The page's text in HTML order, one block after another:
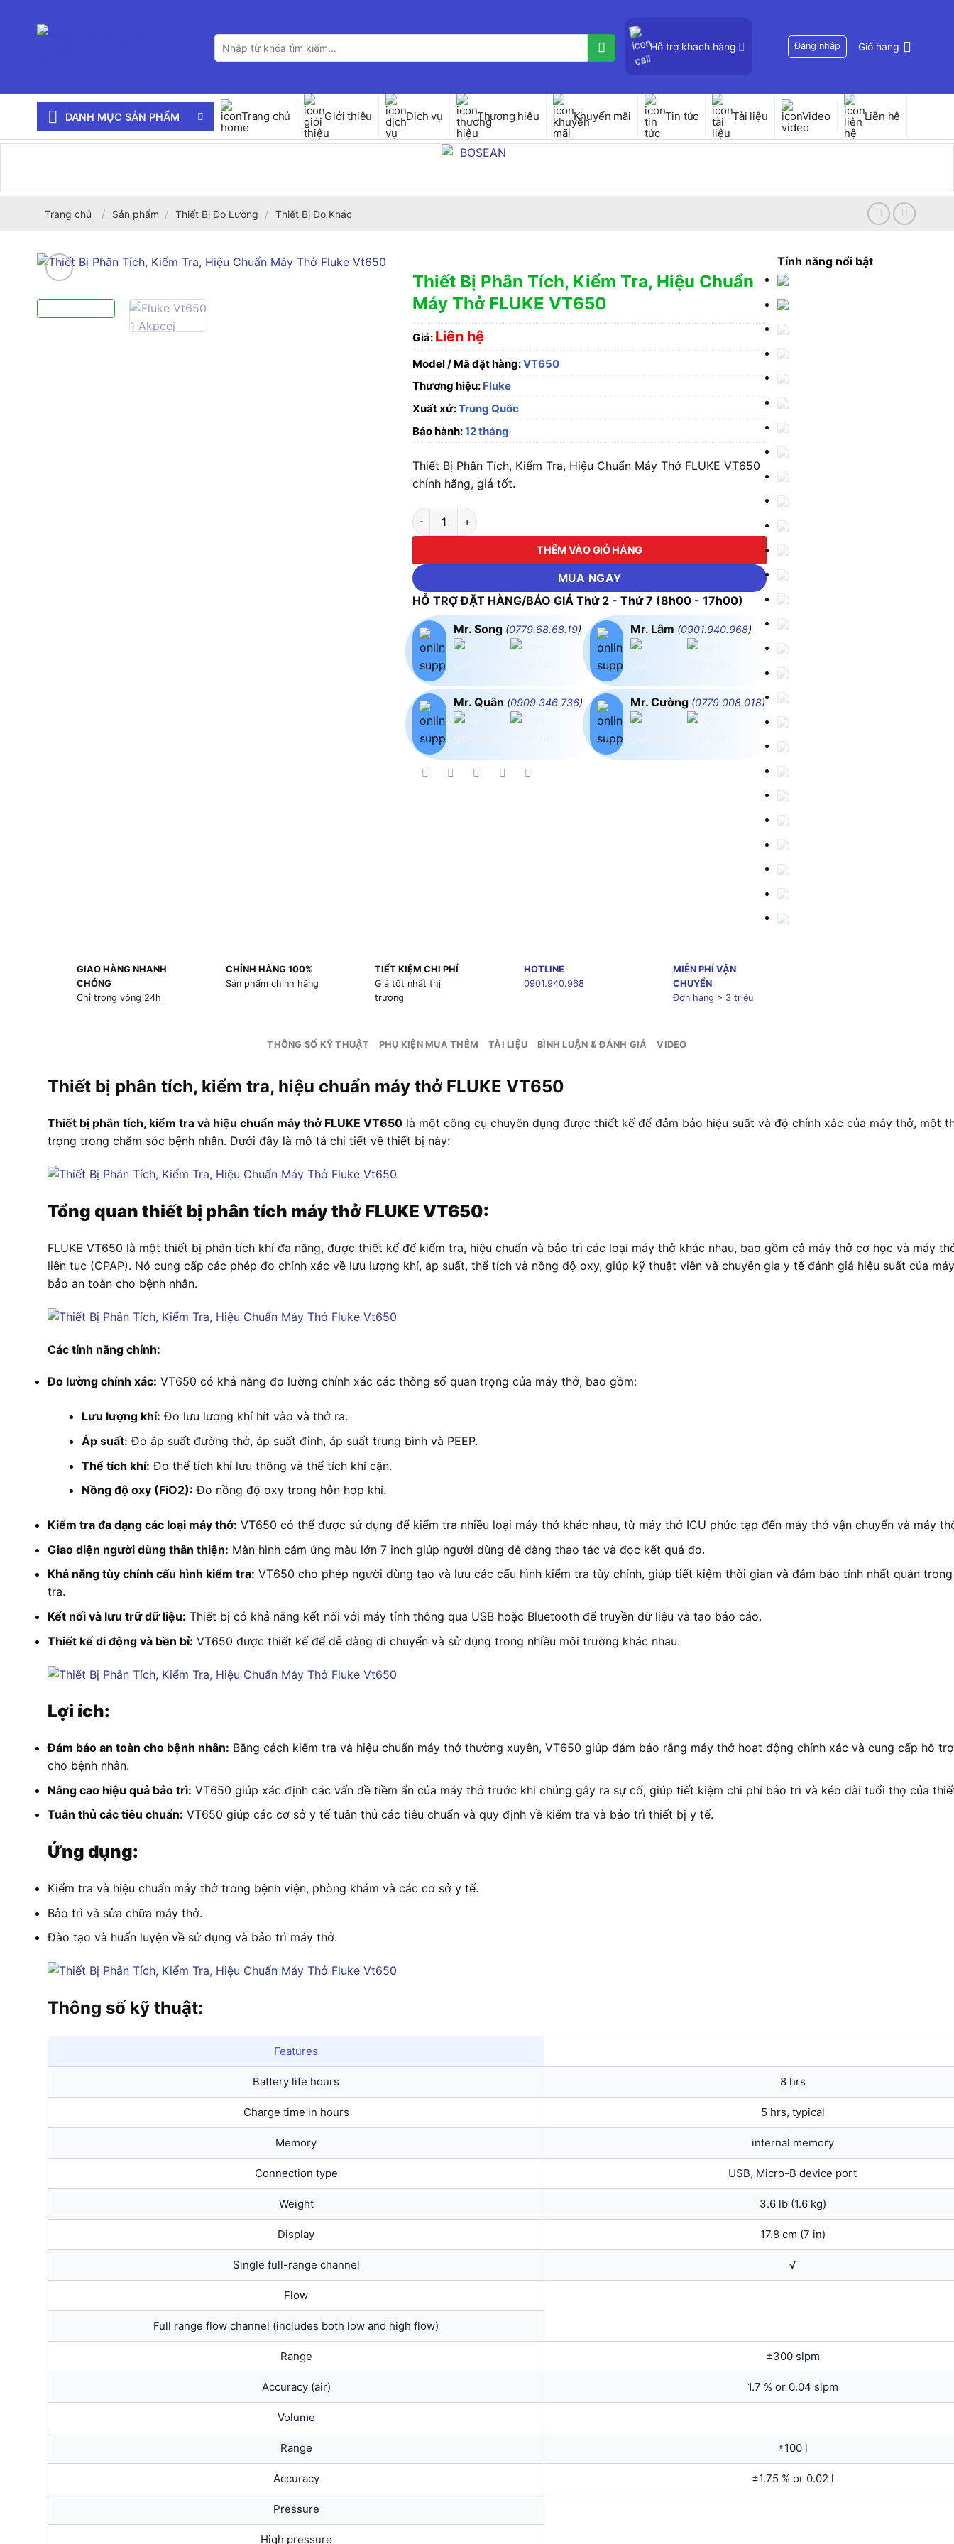
Tìm
kiếm:
Hỗ trợ khách hàng Đăng nhập Giỏ hàng
DANH MỤC SẢN PHẨM Trang chủ Giới thiệu Dịch vụ Thương hiệu Khuyến mãi Tin tức Tài liệu Video Liên hệ
Trang chủ / Sản phẩm / Thiết Bị Đo Lường / Thiết Bị Đo Khác
Thiết Bị Phân Tích, Kiểm Tra, Hiệu Chuẩn
Máy Thở FLUKE VT650
Giá: Liên hệ
Model / Mã đặt hàng:VT650
Thương hiệu: Fluke
Xuất xứ:Trung Quốc
Bảo hành:12 tháng
Thiết Bị Phân Tích, Kiểm Tra, Hiệu Chuẩn Máy Thở FLUKE VT650
chính hãng, giá tốt.
Thiết Bị Phân Tích, Kiểm Tra, Hiệu Chuẩn Máy Thở FLUKE VT650 số lượng
THÊM VÀO GIỎ HÀNG
MUA NGAY
HỖ TRỢ ĐẶT HÀNG/BÁO GIÁ Thứ 2 - Thứ 7 (8h00 - 17h00)
Mr. Song (0779.68.68.19)
Mr. Quân (0909.346.736)
Mr. Lâm (0901.940.968)
Mr. Cường (0779.008.018)
Tính năng nổi bật
GIAO HÀNG NHANH
CHÓNG
Chỉ trong vòng 24h
CHÍNH HÃNG 100%
Sản phẩm chính hãng
TIẾT KIỆM CHI PHÍ
Giá tốt nhất thị
trường
HOTLINE
0901.940.968
MIỄN PHÍ VẬN
CHUYỂN
Đơn hàng > 3 triệu
THÔNG SỐ KỸ THUẬT PHỤ KIỆN MUA THÊM TÀI LIỆU BÌNH LUẬN & ĐÁNH GIÁ VIDEO
Thiết bị phân tích, kiểm tra, hiệu chuẩn máy thở FLUKE VT650
Thiết bị phân tích, kiểm tra và hiệu chuẩn máy thở FLUKE VT650 là một công cụ chuyên dụng được thiết kế để đảm bảo hiệu suất và độ chính xác của máy thở, một
trọng trong chăm sóc bệnh nhân. Dưới đây là mô tả chi tiết về thiết bị này:
Tổng quan thiết bị phân tích máy thở FLUKE VT650:
FLUKE VT650 là một thiết bị phân tích khí đa năng, được thiết kế để kiểm tra, hiệu chuẩn và bảo trì các loại máy thở khác nhau, bao gồm cả máy thở cơ học và máy
liên tục (CPAP). Nó cung cấp các phép đo chính xác về lưu lượng khí, áp suất, thể tích và nồng độ oxy, giúp kỹ thuật viên và chuyên gia y tế đánh giá hiệu suất của
bảo an toàn cho bệnh nhân.
Các tính năng chính:
Đo lường chính xác: VT650 có khả năng đo lường chính xác các thông số quan trọng của máy thở, bao gồm:
Lưu lượng khí: Đo lưu lượng khí hít vào và thở ra.
Áp suất: Đo áp suất đường thở, áp suất đỉnh, áp suất trung bình và PEEP.
Thể tích khí: Đo thể tích khí lưu thông và thể tích khí cặn.
Nồng độ oxy (FiO2): Đo nồng độ oxy trong hỗn hợp khí.
Kiểm tra đa dạng các loại máy thở: VT650 có thể được sử dụng để kiểm tra nhiều loại máy thở khác nhau, từ máy thở ICU phức tạp đến máy thở vận chuyển và máy
Giao diện người dùng thân thiện: Màn hình cảm ứng màu lớn 7 inch giúp người dùng dễ dàng thao tác và đọc kết quả đo.
Khả năng tùy chỉnh cấu hình kiểm tra: VT650 cho phép người dùng tạo và lưu các cấu hình kiểm tra tùy chỉnh, giúp tiết kiệm thời gian và đảm bảo tính nhất quán
tra.
Kết nối và lưu trữ dữ liệu: Thiết bị có khả năng kết nối với máy tính thông qua USB hoặc Bluetooth để truyền dữ liệu và tạo báo cáo.
Thiết kế di động và bền bỉ: VT650 được thiết kế để dễ dàng di chuyển và sử dụng trong nhiều môi trường khác nhau.
Lợi ích:
Đảm bảo an toàn cho bệnh nhân: Bằng cách kiểm tra và hiệu chuẩn máy thở thường xuyên, VT650 giúp đảm bảo rằng máy thở hoạt động chính xác và cung cấp hỗ
cho bệnh nhân.
Nâng cao hiệu quả bảo trì: VT650 giúp xác định các vấn đề tiềm ẩn của máy thở trước khi chúng gây ra sự cố, giúp tiết kiệm chi phí bảo trì và kéo dài tuổi thọ của
Tuân thủ các tiêu chuẩn: VT650 giúp các cơ sở y tế tuân thủ các tiêu chuẩn và quy định về kiểm tra và bảo trì thiết bị y tế.
Ứng dụng:
Kiểm tra và hiệu chuẩn máy thở trong bệnh viện, phòng khám và các cơ sở y tế.
Bảo trì và sửa chữa máy thở.
Đào tạo và huấn luyện về sử dụng và bảo trì máy thở.
Thông số kỹ thuật:
Features
Battery life hours 8 hrs
Charge time in hours 5 hrs, typical
Memory internal memory
Connection type USB, Micro-B device port
Weight 3.6 lb (1.6 kg)
Display 17.8 cm (7 in)
Single full-range channel √
Flow
Full range flow channel (includes both low and high flow)
Range ±300 slpm
Accuracy (air) 1.7 % or 0.04 slpm
Volume
Range ±100 l
Accuracy ±1.75 % or 0.02 l
Pressure
High pressure